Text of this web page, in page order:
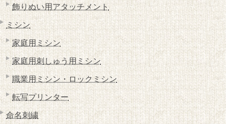
飾りぬい用アタッチメント
ミシン
家庭用ミシン
家庭用刺しゅう用ミシン
職業用ミシン・ロックミシン
転写プリンター
命名刺繍